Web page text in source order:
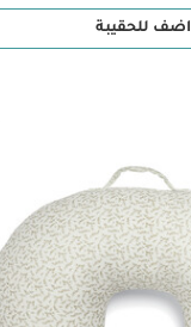
اضف للحقيبة